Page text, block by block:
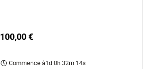
100,00 €
Commence à1d 0h 32m 13s